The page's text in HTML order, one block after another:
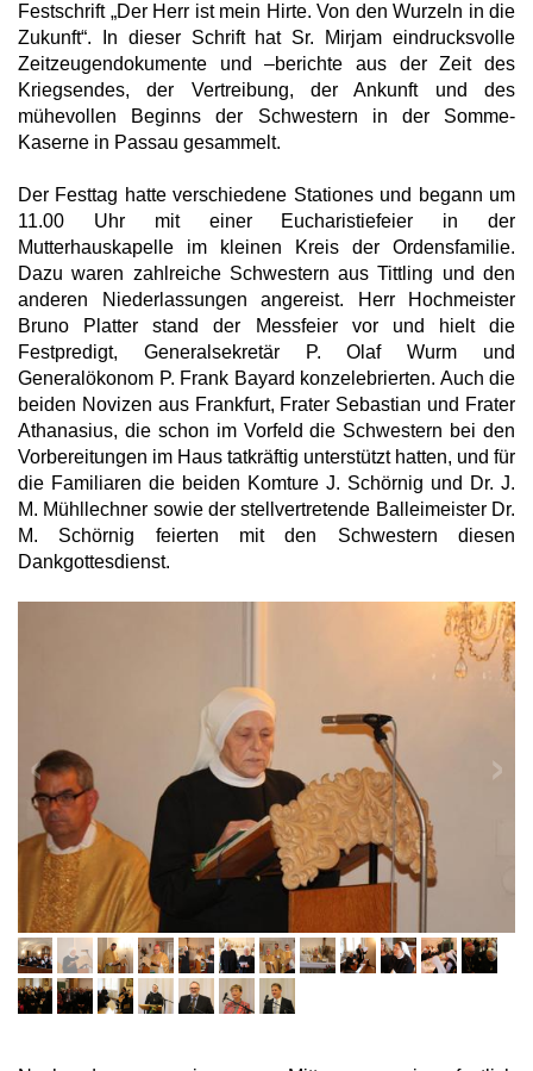
Festschrift „Der Herr ist mein Hirte. Von den Wurzeln in die
Zukunft“. In dieser Schrift hat Sr. Mirjam eindrucksvolle
Zeitzeugendokumente und –berichte aus der Zeit des
Kriegsendes, der Vertreibung, der Ankunft und des
mühevollen Beginns der Schwestern in der Somme-
Kaserne in Passau gesammelt.
Der Festtag hatte verschiedene Stationes und begann um
11.00 Uhr mit einer Eucharistiefeier in der
Mutterhauskapelle im kleinen Kreis der Ordensfamilie.
Dazu waren zahlreiche Schwestern aus Tittling und den
anderen Niederlassungen angereist. Herr Hochmeister
Bruno Platter stand der Messfeier vor und hielt die
Festpredigt, Generalsekretär P. Olaf Wurm und
Generalökonom P. Frank Bayard konzelebrierten. Auch die
beiden Novizen aus Frankfurt, Frater Sebastian und Frater
Athanasius, die schon im Vorfeld die Schwestern bei den
Vorbereitungen im Haus tatkräftig unterstützt hatten, und für
die Familiaren die beiden Komture J. Schörnig und Dr. J.
M. Mühllechner sowie der stellvertretende Balleimeister Dr.
M. Schörnig feierten mit den Schwestern diesen
Dankgottesdienst.